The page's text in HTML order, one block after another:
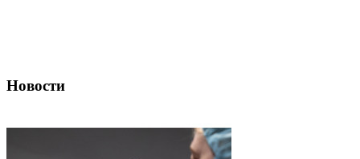
Новости